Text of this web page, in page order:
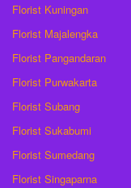
Florist Kuningan
Florist Majalengka
Florist Pangandaran
Florist Purwakarta
Florist Subang
Florist Sukabumi
Florist Sumedang
Florist Singaparna